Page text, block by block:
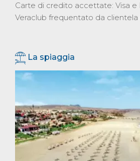
Carte di credito accettate: Visa e
Veraclub frequentato da clientela
La spiaggia